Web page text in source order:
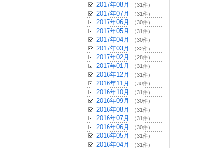
2017年08月 （31件）
2017年07月 （31件）
2017年06月 （30件）
2017年05月 （31件）
2017年04月 （30件）
2017年03月 （32件）
2017年02月 （28件）
2017年01月 （31件）
2016年12月 （31件）
2016年11月 （30件）
2016年10月 （31件）
2016年09月 （30件）
2016年08月 （31件）
2016年07月 （31件）
2016年06月 （30件）
2016年05月 （31件）
2016年04月 （31件）